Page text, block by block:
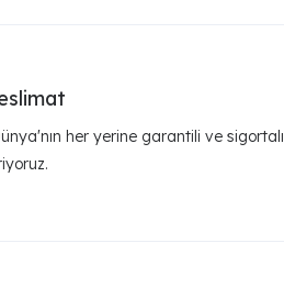
her yerine garantili ve sigortalı